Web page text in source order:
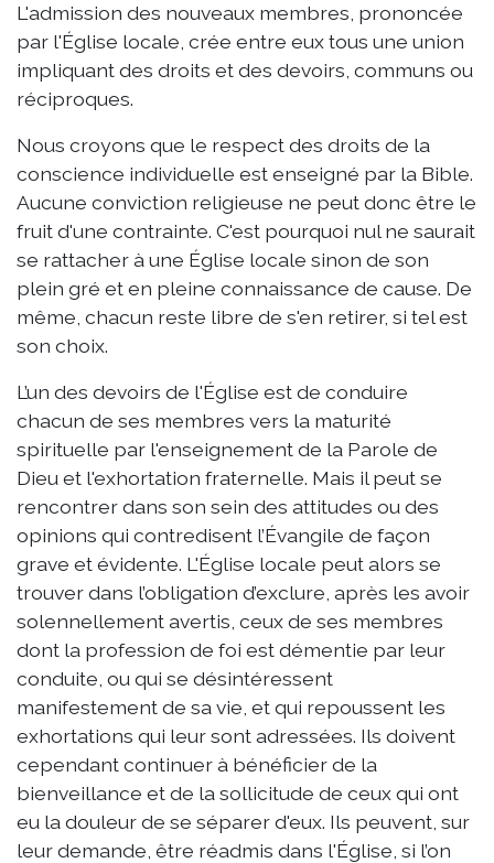
L'admission des nouveaux membres, prononcée
par l'Église locale, crée entre eux tous une union
impliquant des droits et des devoirs, communs ou
réciproques.
Nous croyons que le respect des droits de la
conscience individuelle est enseigné par la Bible.
Aucune conviction religieuse ne peut donc être le
fruit d'une contrainte. C'est pourquoi nul ne saurait
se rattacher à une Église locale sinon de son
plein gré et en pleine connaissance de cause. De
même, chacun reste libre de s'en retirer, si tel est
son choix.
L’un des devoirs de l'Église est de conduire
chacun de ses membres vers la maturité
spirituelle par l'enseignement de la Parole de
Dieu et l'exhortation fraternelle. Mais il peut se
rencontrer dans son sein des attitudes ou des
opinions qui contredisent l’Évangile de façon
grave et évidente. L'Église locale peut alors se
trouver dans l’obligation d’exclure, après les avoir
solennellement avertis, ceux de ses membres
dont la profession de foi est démentie par leur
conduite, ou qui se désintéressent
manifestement de sa vie, et qui repoussent les
exhortations qui leur sont adressées. Ils doivent
cependant continuer à bénéficier de la
bienveillance et de la sollicitude de ceux qui ont
eu la douleur de se séparer d'eux. Ils peuvent, sur
leur demande, être réadmis dans l'Église, si l’on